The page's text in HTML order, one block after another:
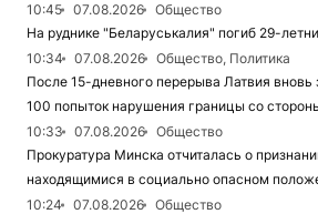
10:45
07.08.2026
Общество
На руднике "Беларуськалия" погиб 29-
10:34
07.08.2026
Общество, Политика
После 15-дневного перерыва Латвия вновь
100 попыток нарушения границы со
10:33
07.08.2026
Общество
Прокуратура Минска отчиталась о
находящимися в социально опасном
10:24
07.08.2026
Общество